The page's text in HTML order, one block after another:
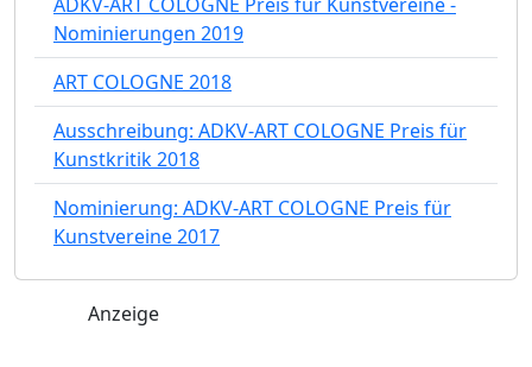
ADKV-ART COLOGNE Preis für Kunstvereine -
Nominierungen 2019
ART COLOGNE 2018
Ausschreibung: ADKV-ART COLOGNE Preis für
Kunstkritik 2018
Nominierung: ADKV-ART COLOGNE Preis für
Kunstvereine 2017
Anzeige